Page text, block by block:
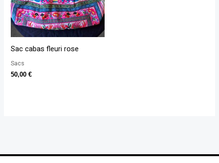
Sac cabas fleuri rose
Sacs
50,00€